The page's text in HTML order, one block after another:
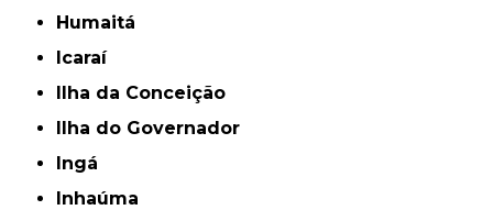
Humaitá
Icaraí
Ilha da Conceição
Ilha do Governador
Ingá
Inhaúma